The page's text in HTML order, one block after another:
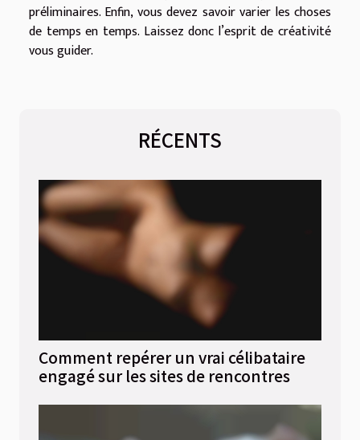
préliminaires. Enfin, vous devez savoir varier les choses
de temps en temps. Laissez donc l’esprit de créativité
vous guider.
RÉCENTS
Comment repérer un vrai célibataire
engagé sur les sites de rencontres